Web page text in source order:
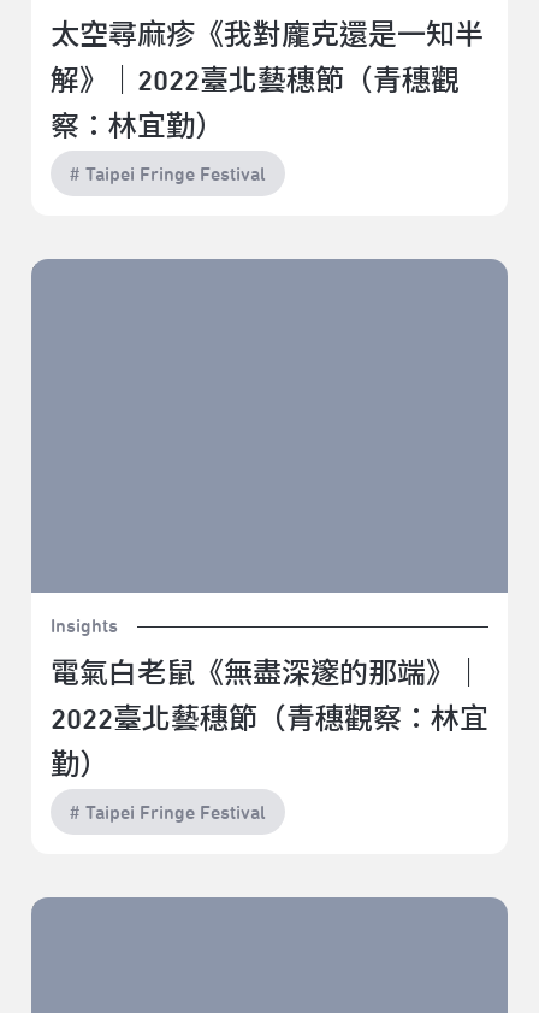
太空尋麻疹《我對龐克還是一知半
解》｜2022臺北藝穗節（青穗觀
察：林宜勤）
# Taipei Fringe Festival
電氣白老鼠《無盡深邃的那端》｜2022臺北藝穗節（青
Insights
電氣白老鼠《無盡深邃的那端》｜
2022臺北藝穗節（青穗觀察：林宜
勤）
# Taipei Fringe Festival
鍾汶叡《你看我霧霧》｜2022臺北藝穗節（駐節評論：